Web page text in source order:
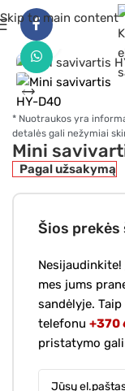
Skip to main content
Pradžia Mini
* Nuotraukos yra
detalės gali nežymiai
Mini
Pagal užsakymą
Šios prekės
mes jums
sandėlyje.
telefonu +370
pristatymo